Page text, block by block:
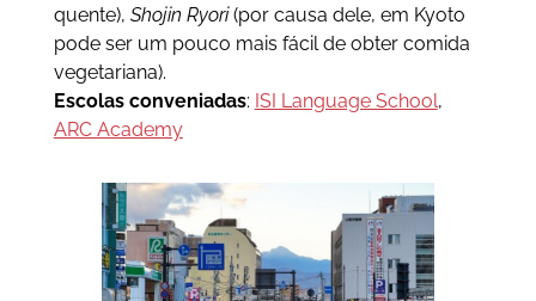
quente), Shojin Ryori(por causa dele, em Kyoto
pode ser um pouco mais fácil de obter comida
vegetariana).
Escolas conveniadas: ISI Language School,
ARC Academy